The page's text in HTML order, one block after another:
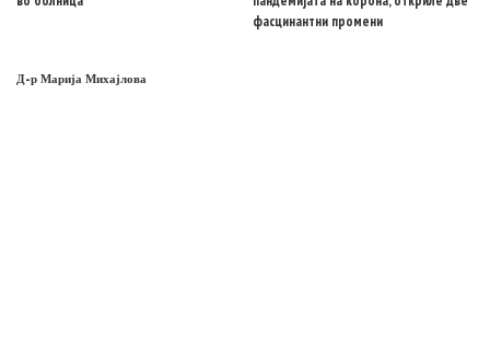
фасцинантни промени
Д-р Марија Михајлова